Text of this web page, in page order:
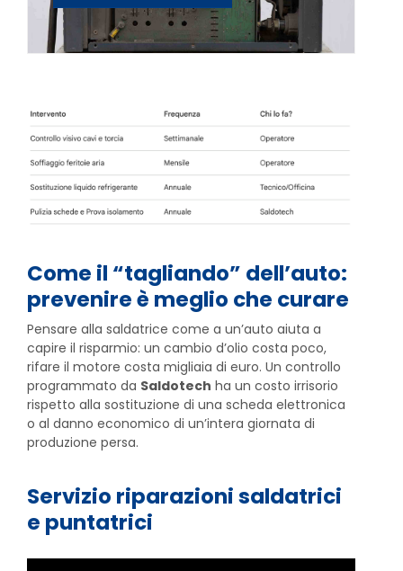
Come il “tagliando” dell’auto:
prevenire è meglio che curare
Pensare alla saldatrice come a un’auto aiuta a
capire il risparmio: un cambio d’olio costa poco,
rifare il motore costa migliaia di euro. Un controllo
programmato da Saldotech ha un costo irrisorio
rispetto alla sostituzione di una scheda elettronica
o al danno economico di un’intera giornata di
produzione persa.
Servizio riparazioni saldatrici
e puntatrici